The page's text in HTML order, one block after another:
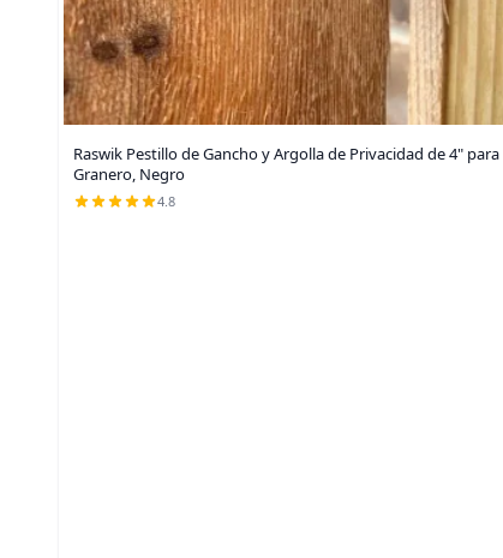
Raswik Pestillo de Gancho y Argolla de Privacidad de 4"
Granero, Negro
4.8